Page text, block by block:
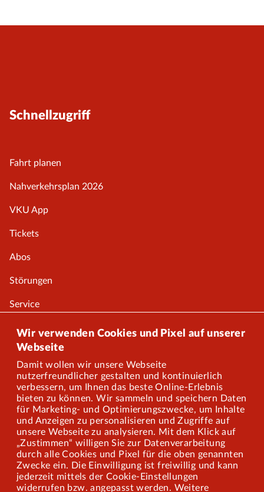
Wir verwenden Cookies und Pixel auf unserer
Webseite
Damit wollen wir unsere Webseite
nutzerfreundlicher gestalten und kontinuierlich
verbessern, um Ihnen das beste Online-Erlebnis
bieten zu können. Wir sammeln und speichern Daten
für Marketing- und Optimierungszwecke, um Inhalte
und Anzeigen zu personalisieren und Zugriffe auf
unsere Webseite zu analysieren. Mit dem Klick auf
„Zustimmen“ willigen Sie zur Datenverarbeitung
durch alle Cookies und Pixel für die oben genannten
Zwecke ein. Die Einwilligung ist freiwillig und kann
jederzeit mittels der Cookie-Einstellungen
widerrufen bzw. angepasst werden. Weitere
Schnellzugriff
Fahrt planen
Nahverkehrsplan 2026
VKU App
Tickets
Abos
Störungen
Service
Onlineshop
Über uns
Karriere
Presse
Mitarbeiterportal